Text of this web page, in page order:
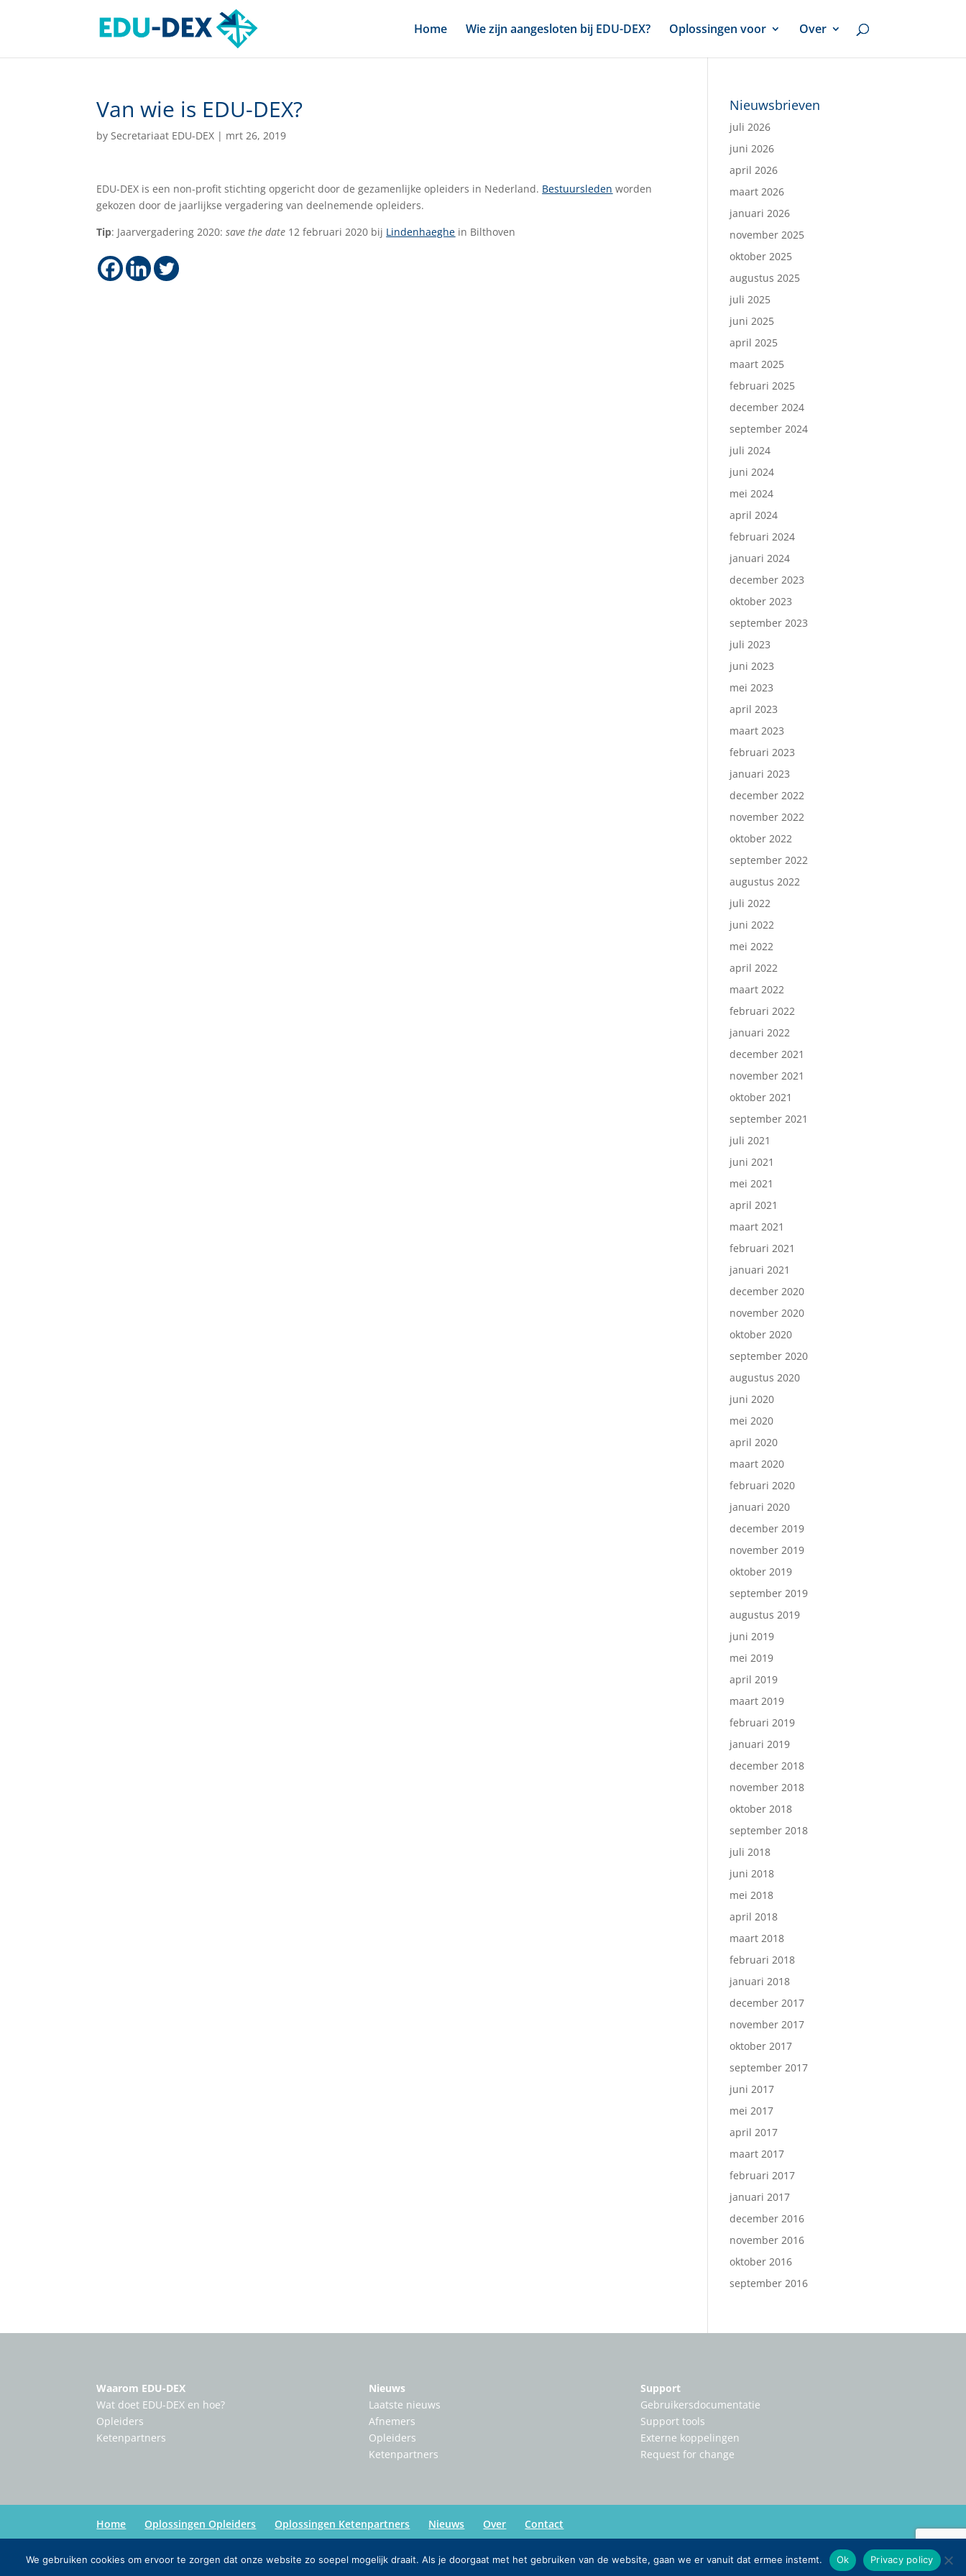
Home Wie zijn aangesloten bij EDU-DEX? Oplossingen voor Over
Van wie is EDU-DEX?
bySecretariaat EDU-DEX | mrt 26, 2019
EDU-DEX is een non-profit stichting opgericht door de gezamenlijke opleiders in Nederland. Bestuursleden worden
gekozen door de jaarlijkse vergadering van deelnemende opleiders.
Tip: Jaarvergadering 2020:save the date 12 februari 2020 bij Lindenhaeghe in Bilthoven
Nieuwsbrieven
juli 2026
juni 2026
april 2026
maart 2026
januari 2026
november 2025
oktober 2025
augustus 2025
juli 2025
juni 2025
april 2025
maart 2025
februari 2025
december 2024
september 2024
juli 2024
juni 2024
mei 2024
april 2024
februari 2024
januari 2024
december 2023
oktober 2023
september 2023
juli 2023
juni 2023
mei 2023
april 2023
maart 2023
februari 2023
januari 2023
december 2022
november 2022
oktober 2022
september 2022
augustus 2022
juli 2022
juni 2022
mei 2022
april 2022
maart 2022
februari 2022
januari 2022
december 2021
november 2021
oktober 2021
september 2021
juli 2021
juni 2021
mei 2021
april 2021
maart 2021
februari 2021
januari 2021
december 2020
november 2020
oktober 2020
september 2020
augustus 2020
juni 2020
mei 2020
april 2020
maart 2020
februari 2020
januari 2020
december 2019
november 2019
oktober 2019
september 2019
augustus 2019
juni 2019
mei 2019
april 2019
maart 2019
februari 2019
januari 2019
december 2018
november 2018
oktober 2018
september 2018
juli 2018
juni 2018
mei 2018
april 2018
maart 2018
februari 2018
januari 2018
december 2017
november 2017
oktober 2017
september 2017
juni 2017
mei 2017
april 2017
maart 2017
februari 2017
januari 2017
december 2016
november 2016
oktober 2016
september 2016
Waarom EDU-DEX
Wat doet EDU-DEX en hoe?
Opleiders
Ketenpartners
Nieuws
Laatste nieuws
Afnemers
Opleiders
Ketenpartners
Support
Gebruikersdocumentatie
Support tools
Externe koppelingen
Request for change
Home Oplossingen Opleiders Oplossingen Ketenpartners Nieuws Over Contact
Copyright:Edu-Dex| Credits:Inmedia
We gebruiken cookies om ervoor te zorgen dat onze website zo soepel mogelijk draait. Als je doorgaat met het gebruiken van de website, gaan we er vanuit dat ermee instemt. Ok Privacy policy